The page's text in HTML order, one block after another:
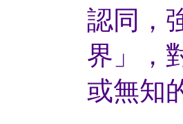
認同，
界」，
或無知